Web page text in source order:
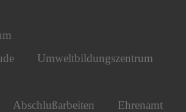
Umweltbildungszentrum
Abschlußarbeiten Ehrenamt